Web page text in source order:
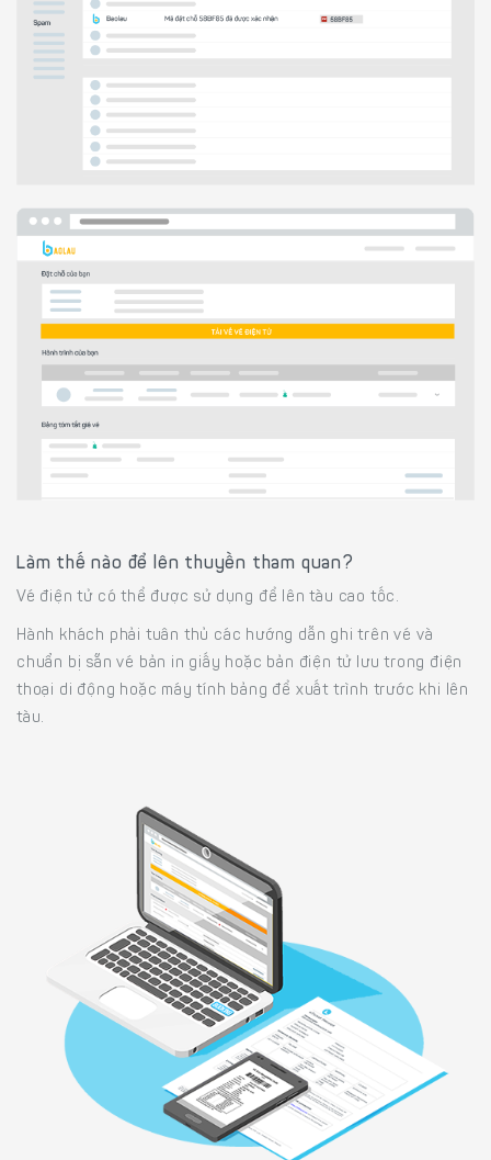
Làm thế nào để lên thuyền tham quan?
Vé điện tử có thể được sử dụng để lên tàu cao tốc.
Hành khách phải tuân thủ các hướng dẫn ghi trên vé và
chuẩn bị sẵn vé bản in giấy hoặc bản điện tử lưu trong điện
thoại di động hoặc máy tính bảng để xuất trình trước khi lên
tàu.